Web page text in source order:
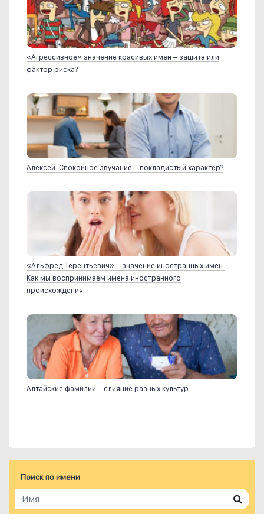
«Агрессивное» значение красивых имен – защита или
фактор риска?
Алексей. Спокойное звучание – покладистый характер?
«Альфред Терентьевич» – значение иностранных имен.
Как мы воспринимаем имена иностранного
происхождения
Алтайские фамилии – слияние разных культур
Поиск по имени